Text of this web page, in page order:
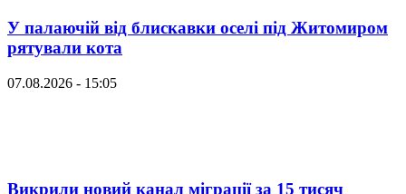
У палаючій від блискавки оселі під Житомиром
рятували кота
07.08.2026 - 15:05
Викрили новий канал міграції за 15 тисяч